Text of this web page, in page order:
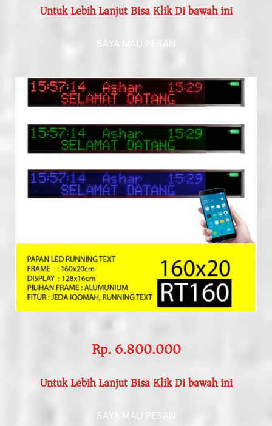
Untuk Lebih Lanjut Bisa Klik Di bawah ini
SAYA MAU PESAN
Rp. 6.800.000
Untuk Lebih Lanjut Bisa Klik Di bawah ini
SAYA MAU PESAN